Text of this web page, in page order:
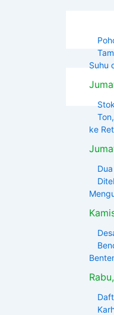
Suhu
ke